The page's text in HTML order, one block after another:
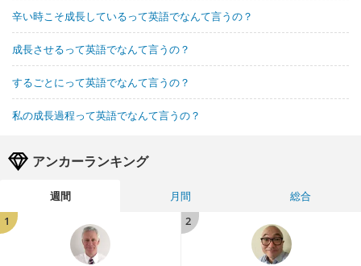
辛い時こそ成長しているって英語でなんて言うの？
成長させるって英語でなんて言うの？
するごとにって英語でなんて言うの？
私の成長過程って英語でなんて言うの？
アンカーランキング
週間 月間
総合
1
2